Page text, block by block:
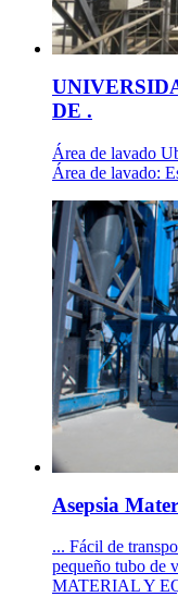
DE .
Área de lavado
Área de lavado:
Asepsia
... Fácil de
pequeño tubo de
MATERIAL Y